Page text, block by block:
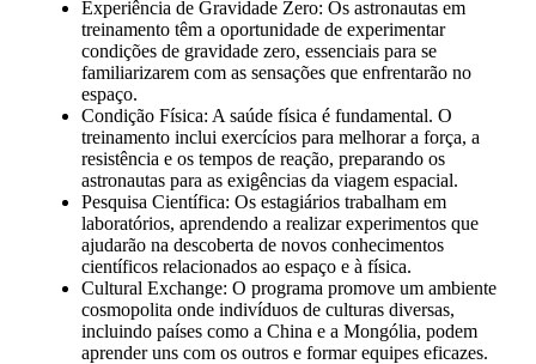
Experiência de Gravidade Zero: Os astronautas em
treinamento têm a oportunidade de experimentar
condições de gravidade zero, essenciais para se
familiarizarem com as sensações que enfrentarão no
espaço.
Condição Física: A saúde física é fundamental. O
treinamento inclui exercícios para melhorar a força, a
resistência e os tempos de reação, preparando os
astronautas para as exigências da viagem espacial.
Pesquisa Científica: Os estagiários trabalham em
laboratórios, aprendendo a realizar experimentos que
ajudarão na descoberta de novos conhecimentos
científicos relacionados ao espaço e à física.
Cultural Exchange: O programa promove um ambiente
cosmopolita onde indivíduos de culturas diversas,
incluindo países como a China e a Mongólia, podem
aprender uns com os outros e formar equipes eficazes.